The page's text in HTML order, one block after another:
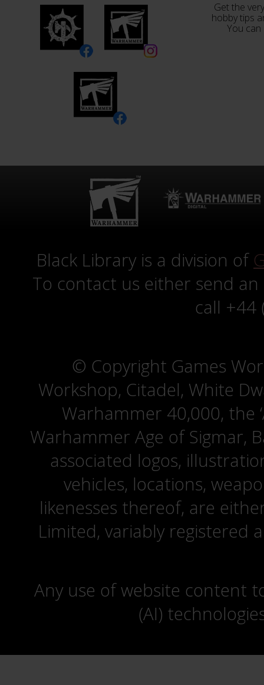
Get the
hobby tips
You
Black Library is a division of
To contact us either send
call +44
© Copyright Games
Workshop, Citadel, White
Warhammer 40,000, the
Warhammer Age of Sigmar,
associated logos,
vehicles, locations,
likenesses thereof, are
Limited, variably registered
Any use of website content
(AI)